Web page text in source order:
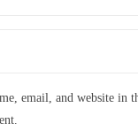
email, and website in